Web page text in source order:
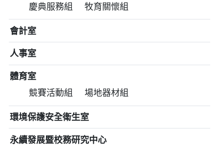
慶典服務組
牧育關懷組
會計室
人事室
體育室
競賽活動組
場地器材組
環境保護安全衛生室
永續發展暨校務研究中心